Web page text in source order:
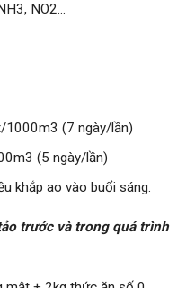
NO2…
1000m3 (7 ngày/lần)
(5 ngày/lần)
khắp ao vào buổi sáng.
trước và trong quá trình